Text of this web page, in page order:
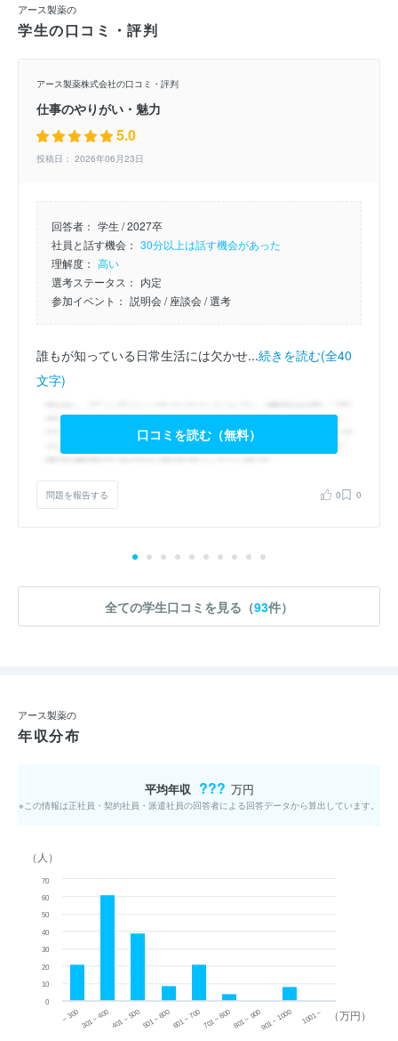
アース製薬の
学生の口コミ・評判
アース製薬株式会社の口コミ・評判
仕事のやりがい・魅力
5.0
投稿日： 2026年06月23日
回答者： 学生 / 2027卒
社員と話す機会： 30分以上は話す機会があった
理解度： 高い
選考ステータス： 内定
参加イベント： 説明会/ 座談会/ 選考
誰もが知っている日常生活には欠かせ...続きを読む(全40
文字)
口コミを読む（無料）
問題を報告する 0 0
全ての学生口コミを見る（93件）
アース製薬の
年収分布
平均年収 ??? 万円
※この情報は正社員・契約社員・派遣社員の回答者による回答データから算出しています。
（万円）
（人）
~ 300 301 ~ 400 401 ~ 500501 ~ 600601 ~ 700701 ~ 800801 ~ 900901 ~ 1000 1001 ~
0
10
20
30
40
50
60
70